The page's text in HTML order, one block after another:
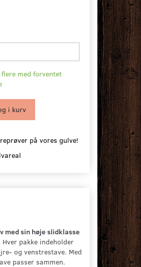
med forventet
i kurv
på vores gulve!
sin høje slidklasse
pakke indeholder
og venstrestave. Med
passer sammen.